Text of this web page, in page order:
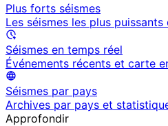
Plus forts séismes
Les séismes les plus
Séismes en temps réel
Événements récents et carte
Séismes par pays
Archives par pays et
Approfondir